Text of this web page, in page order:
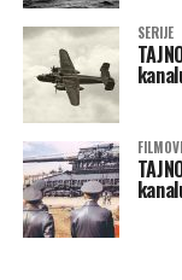
SERIJE
FILMOVI